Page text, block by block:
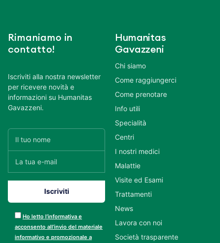
Rimaniamo in
contatto!
Iscriviti alla nostra newsletter
per ricevere novità e
informazioni su Humanitas
Gavazzeni.
Ho letto l’informativa e
acconsento all’invio del materiale
informativo e promozionale a
Humanitas
Gavazzeni
Chi siamo
Come raggiungerci
Come prenotare
Info utili
Specialità
Centri
I nostri medici
Malattie
Visite ed Esami
Trattamenti
News
Lavora con noi
Società trasparente